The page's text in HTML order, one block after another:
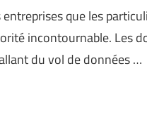
que les
incontournable. Les
du vol de données …